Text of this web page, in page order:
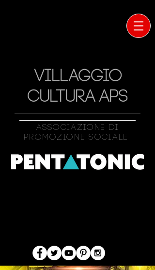
VILLAGGIO
CULTURA APS
Associazione Di
Promozione Sociale